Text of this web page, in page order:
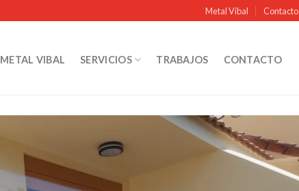
Metal Vibal Contacto
METAL VIBAL SERVICIOS TRABAJOS CONTACTO